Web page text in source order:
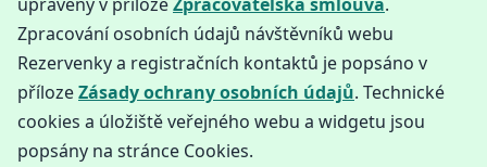
Zpracování osobních údajů návštěvníků webu
Rezervenky a registračních kontaktů je popsáno v
přílozeZásady ochrany osobních údajů. Technické
cookies a úložiště veřejného webu a widgetu jsou
popsány na stránce Cookies.